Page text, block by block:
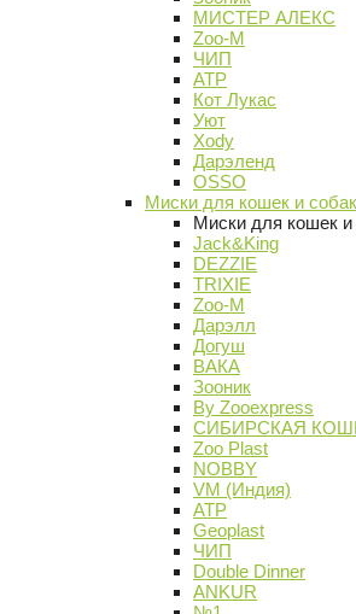
МИСТЕР АЛЕКС
Zoo-M
ЧИП
АТР
Кот Лукас
Уют
Xody
Дарэленд
OSSO
Миски для кошек и собак
Миски для кошек и
Jack&King
DEZZIE
TRIXIE
Zoo-M
Дарэлл
Догуш
ВАКА
Зооник
By Zooexpress
СИБИРСКАЯ
Zoo Plast
NOBBY
VM (Индия)
АТР
Geoplast
ЧИП
Double Dinner
ANKUR